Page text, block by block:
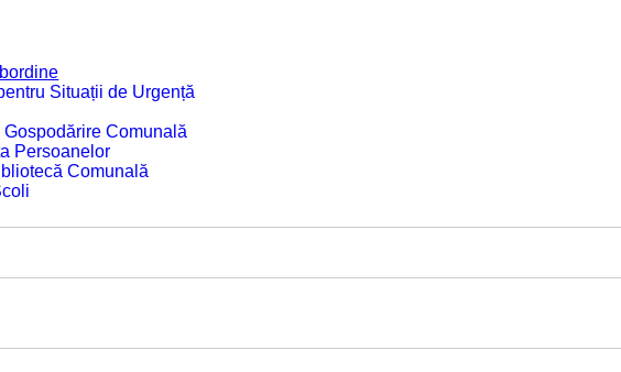
Situații de Urgență
Comunală
Persoanelor
Comunală